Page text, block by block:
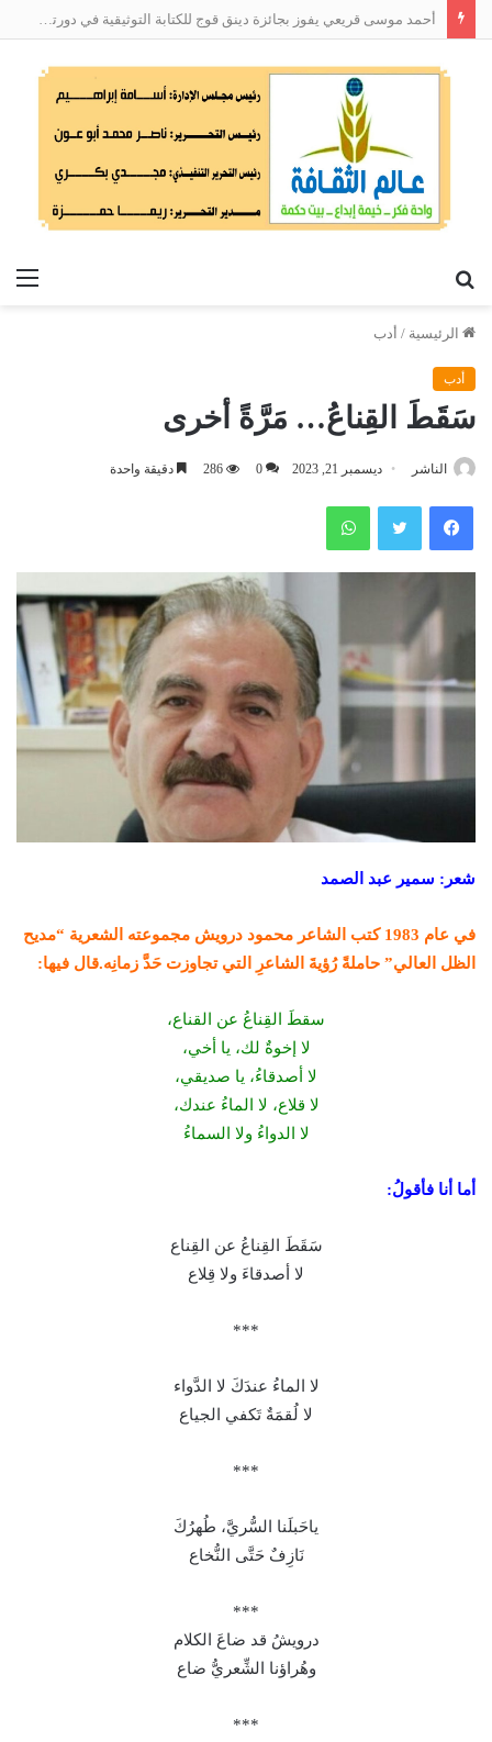
أحمد موسى قريعي يفوز بجائزة دينق قوج للكتابة التوثيقية في دورتها الأولى
الرئيسية / أدب
أدب
سَقَطَ القِناعُ… مَرَّةً أخرى
الناشر ديسمبر 21, 2023 0
286 دقيقة واحدة
فيسبوك تويتر واتساب
شعر: سمير عبد الصمد
في عام 1983 كتب الشاعر محمود درويش مجموعته الشعرية “مديح
الظل العالي” حاملةً رُؤيةَ الشاعرِ التي تجاوزت حَدَّ زمانِه.قال فيها:
سقطَ القِناعُ عن القناع،
لا إخوةٌ لك، يا أخي،
لا أصدقاءُ، يا صديقي،
لا قلاع، لا الماءُ عندك،
لا الدواءُ ولا السماءُ
أما أنا فأقولُ:
سَقَطَ القِناعُ عن القِناع
لا أصدقاءَ ولا قِلاع
***
لا الماءُ عندَكَ لا الدَّواء
لا لُقمَةٌ تَكفي الجياع
***
ياحَبلَنا السُّريَّ، طُهرُكَ
نَازِفٌ حَتَّى النُّخاع
***
درويشُ قد ضاعَ الكلام
وهُراؤنا الشِّعريُّ ضاع
***